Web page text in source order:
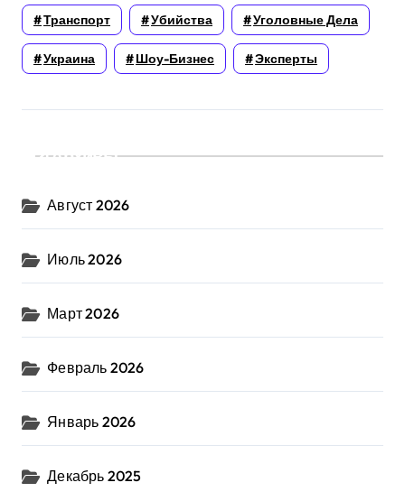
Транспорт Убийства Уголовные Дела
Украина Шоу-Бизнес Эксперты
Архивы
Август 2026
Июль 2026
Март 2026
Февраль 2026
Январь 2026
Декабрь 2025